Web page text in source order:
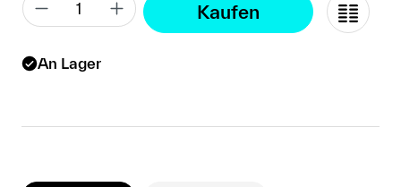
Kaufen
An Lager